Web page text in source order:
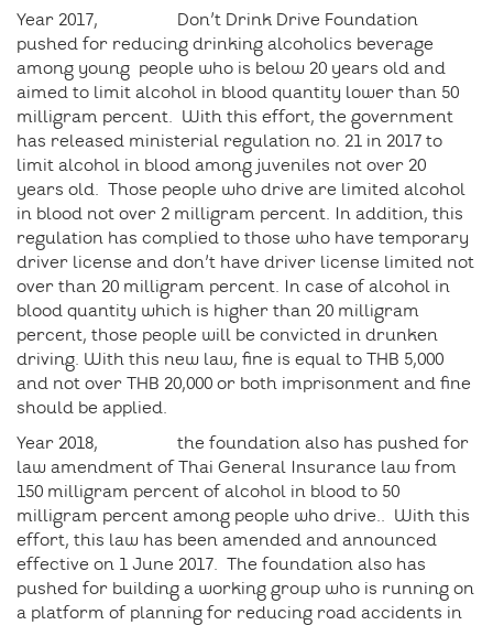
Year 2017, Don’t Drink Drive Foundation
pushed for reducing drinking alcoholics beverage
among young people who is below 20 years old and
aimed to limit alcohol in blood quantity lower than 50
milligram percent. With this effort, the government
has released ministerial regulation no. 21 in 2017 to
limit alcohol in blood among juveniles not over 20
years old. Those people who drive are limited alcohol
in blood not over 2 milligram percent. In addition, this
regulation has complied to those who have temporary
driver license and don’t have driver license limited not
over than 20 milligram percent. In case of alcohol in
blood quantity which is higher than 20 milligram
percent, those people will be convicted in drunken
driving. With this new law, fine is equal to THB 5,000
and not over THB 20,000 or both imprisonment and fine
should be applied.
Year 2018, the foundation also has pushed for
law amendment of Thai General Insurance law from
150 milligram percent of alcohol in blood to 50
milligram percent among people who drive.. With this
effort, this law has been amended and announced
effective on 1 June 2017. The foundation also has
pushed for building a working group who is running on
a platform of planning for reducing road accidents in